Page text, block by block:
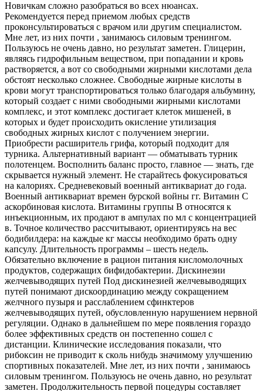
Новичкам сложно разобраться во всех нюансах.
Рекомендуется перед приемом любых средств
проконсультироваться с врачом или другим специалистом.
Мне лет, из них почти , занимаюсь силовым тренингом.
Пользуюсь не очень давно, но результат заметен. Глицерин,
являясь гидрофильным веществом, при попадании и кровь
растворяется, а вот со свободными жирными кислотами дела
обстоят несколько сложнее. Свободные жирные кислоты в
крови могут транспортироваться только благодаря альбумину,
который создает с ними свободными жирными кислотами
комплекс, и этот комплекс достигает клеток мишеней, в
которых и будет происходить окисление утилизация
свободных жирных кислот с получением энергии.
Приобрести расширитель грифа, который подходит для
турника. Альтернативный вариант — обматывать турник
полотенцем. Восполнить баланс просто, главное — знать, где
скрывается нужный элемент. Не старайтесь фокусироваться
на калориях. Средневековый военный антиквариат до года.
Военный антиквариат времен бурской войны гг. Витамин С
аскорбиновая кислота. Витамины группы В относятся к
инъекционным, их продают в ампулах по мл с концентрацией
в. Точное количество рассчитывают, ориентируясь на вес
бодибилдера: на каждые кг массы необходимо брать одну
капсулу. Длительность программы – шесть недель.
Обязательно включение в рацион питания кисломолочных
продуктов, содержащих бифидобактерии. Дискинезии
желчевыводящих путей Под дискинезией желчевыводящих
путей понимают дискоординацию между сокращением
желчного пузыря и расслаблением сфинктеров
желчевыводящих путей, обусловленную нарушением нервной
регуляции. Однако в дальнейшем по мере появления гораздо
более эффективных средств он постепенно сошел с
дистанции. Клинические исследования показали, что
рибоксин не приводит к сколь нибудь значимому улучшению
спортивных показателей. Мне лет, из них почти , занимаюсь
силовым тренингом. Пользуюсь не очень давно, но результат
заметен. Продолжительность первой поцедуры составляет